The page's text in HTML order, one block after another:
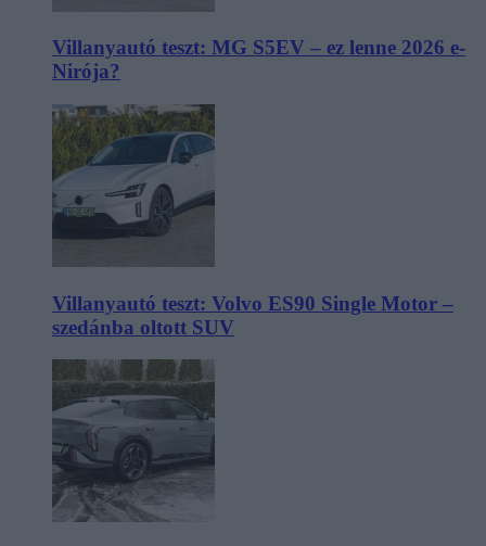
Villanyautó teszt: MG S5EV – ez lenne 2026 e-
Nirója?
Villanyautó teszt: Volvo ES90 Single Motor –
szedánba oltott SUV